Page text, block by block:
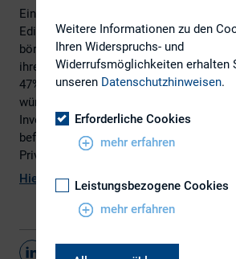
Eine aktuelle Umfrage von Cortent
Edison Investment Research zeigt, dass
börsennotierte Unternehmen mit der
ihrer Aktionärsstruktur nicht zufrieden
47% der Emittenten das Aktionariat
wünschenswert wären demnach
Investoren, die den Streubesitz erhöhen.
befragten Umfrageteilnehmer
Privatanleger.
Hier
finden Sie den vollständigen Artikel
Teilen
Weitere Informationen zu den
Ihren Widerspruchs- und
Widerrufsmöglichkeiten erhalten
unseren Datenschutzhinweisen.
Erforderliche Cookies
mehr erfahren
Leistungsbezogene Cookies
mehr erfahren